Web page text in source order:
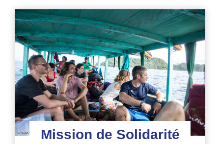
peuples
de
Sumatra
et
régénération
de
la
biodiversité
Mission de Solidarité